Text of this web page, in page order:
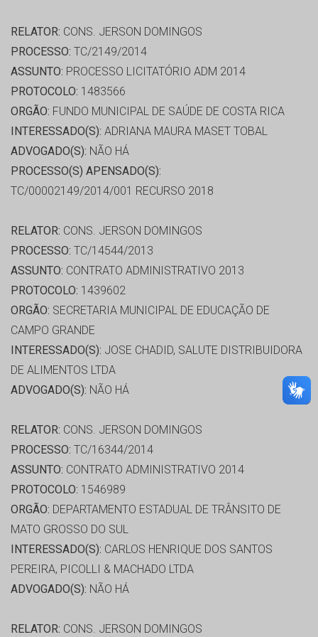
RELATOR: CONS. JERSON DOMINGOS
PROCESSO: TC/2149/2014
ASSUNTO: PROCESSO LICITATÓRIO ADM 2014
PROTOCOLO: 1483566
ORGÃO: FUNDO MUNICIPAL DE SAÚDE DE COSTA RICA
INTERESSADO(S): ADRIANA MAURA MASET TOBAL
ADVOGADO(S): NÃO HÁ
PROCESSO(S) APENSADO(S):
TC/00002149/2014/001 RECURSO 2018
RELATOR: CONS. JERSON DOMINGOS
PROCESSO: TC/14544/2013
ASSUNTO: CONTRATO ADMINISTRATIVO 2013
PROTOCOLO: 1439602
ORGÃO: SECRETARIA MUNICIPAL DE EDUCAÇÃO DE
CAMPO GRANDE
INTERESSADO(S): JOSE CHADID, SALUTE DISTRIBUIDORA
DE ALIMENTOS LTDA
ADVOGADO(S): NÃO HÁ
RELATOR: CONS. JERSON DOMINGOS
PROCESSO: TC/16344/2014
ASSUNTO: CONTRATO ADMINISTRATIVO 2014
PROTOCOLO: 1546989
ORGÃO: DEPARTAMENTO ESTADUAL DE TRÂNSITO DE
MATO GROSSO DO SUL
INTERESSADO(S): CARLOS HENRIQUE DOS SANTOS
PEREIRA, PICOLLI & MACHADO LTDA
ADVOGADO(S): NÃO HÁ
RELATOR: CONS. JERSON DOMINGOS